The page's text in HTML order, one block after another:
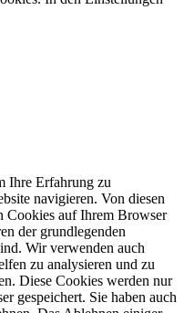
Ihre Erfahrung zu
navigieren. Von diesen
Cookies auf Ihrem Browser
der grundlegenden
Wir verwenden auch
zu analysieren und zu
Diese Cookies werden nur
gespeichert. Sie haben auch